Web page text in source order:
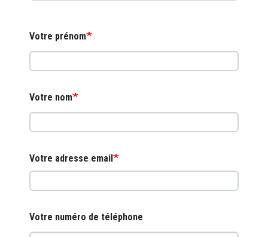
Votre prénom
Votre nom
Votre adresse email
Votre numéro de téléphone